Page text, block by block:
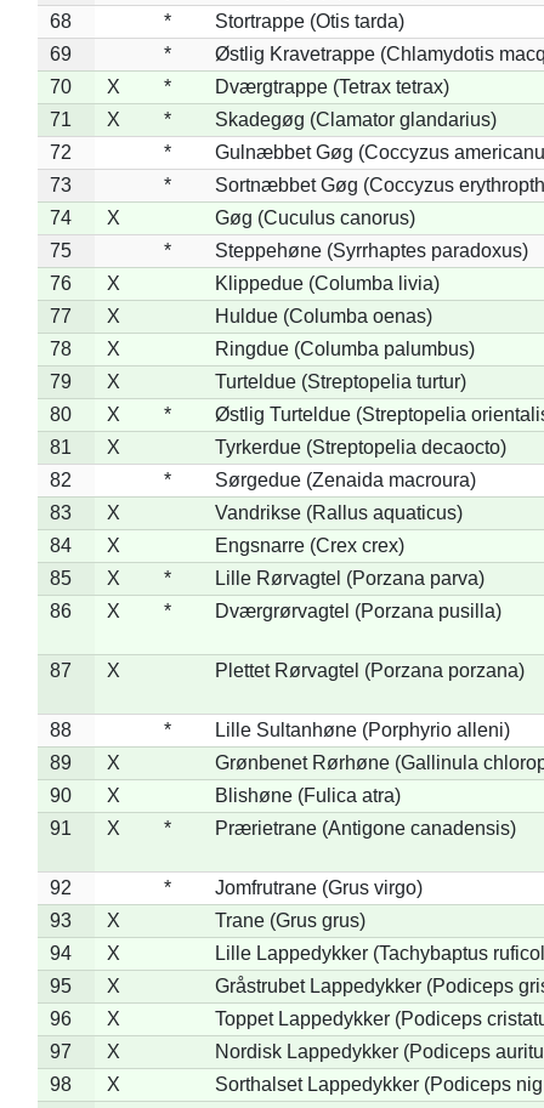
68
*
Stortrappe (Otis tarda)
69
*
Østlig Kravetrappe (Chlamydotis
70
X *
Dværgtrappe (Tetrax tetrax)
71
X *
Skadegøg (Clamator glandarius)
72
*
Gulnæbbet Gøg (Coccyzus
73
*
Sortnæbbet Gøg (Coccyzus
74
X
Gøg (Cuculus canorus)
75
*
Steppehøne (Syrrhaptes paradoxus)
76
X
Klippedue (Columba livia)
77
X
Huldue (Columba oenas)
78
X
Ringdue (Columba palumbus)
79
X
Turteldue (Streptopelia turtur)
80
X *
Østlig Turteldue (Streptopelia
81
X
Tyrkerdue (Streptopelia decaocto)
82
*
Sørgedue (Zenaida macroura)
83
X
Vandrikse (Rallus aquaticus)
84
X
Engsnarre (Crex crex)
85
X *
Lille Rørvagtel (Porzana parva)
86
X * Dværgrørvagtel (Porzana pusilla)
87 X Plettet Rørvagtel (Porzana porzana)
88 *
Lille Sultanhøne (Porphyrio alleni)
89
X
Grønbenet Rørhøne (Gallinula
90
X
Blishøne (Fulica atra)
91
X * Prærietrane (Antigone canadensis)
92 *
Jomfrutrane (Grus virgo)
93
X
Trane (Grus grus)
94
X
Lille Lappedykker (Tachybaptus
95
X
Gråstrubet Lappedykker (Podiceps
96
X
Toppet Lappedykker (Podiceps
97
X
Nordisk Lappedykker (Podiceps
98
X
Sorthalset Lappedykker (Podiceps